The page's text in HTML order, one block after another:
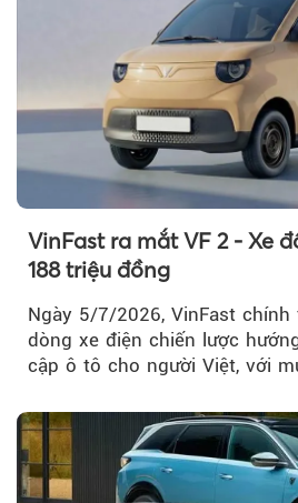
VinFast ra mắt VF 2 - Xe
188 triệu đồng
Ngày 5/7/2026, VinFast
dòng xe điện chiến lược
cập ô tô cho người Việt, với